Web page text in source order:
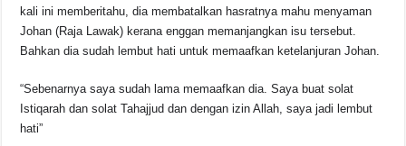
kali ini memberitahu, dia membatalkan hasratnya mahu menyaman
Johan (Raja Lawak) kerana enggan memanjangkan isu tersebut.
Bahkan dia sudah lembut hati untuk memaafkan ketelanjuran Johan.
“Sebenarnya saya sudah lama memaafkan dia. Saya buat solat
Istiqarah dan solat Tahajjud dan dengan izin Allah, saya jadi lembut
hati”